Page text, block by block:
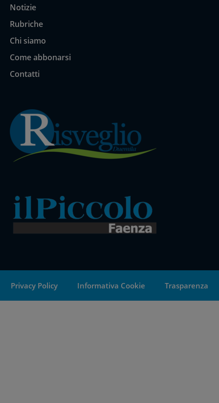
Notizie
Rubriche
Chi siamo
Come abbonarsi
Contatti
Privacy Policy Informativa Cookie Trasparenza